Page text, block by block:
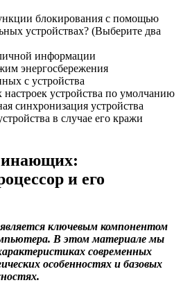
блокирования с помощью
устройствах? (Выберите два
информации
энергосбережения
с устройства
настроек устройства по умолчанию
синхронизация устройства
в случае его кражи
и его
ключевым компонентом
В этом материале мы
современных
особенностях и базовых